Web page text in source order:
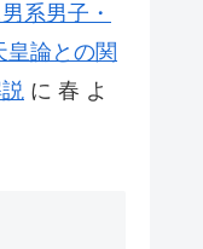
系男子・
皇論との関
に 春 よ